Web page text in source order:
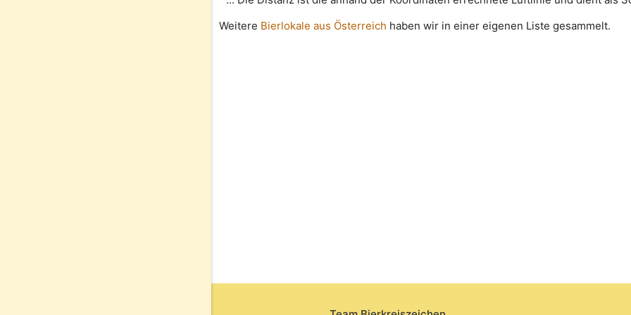
Weitere Bierlokale aus Österreich haben wir in einer eigenen Liste gesammelt.